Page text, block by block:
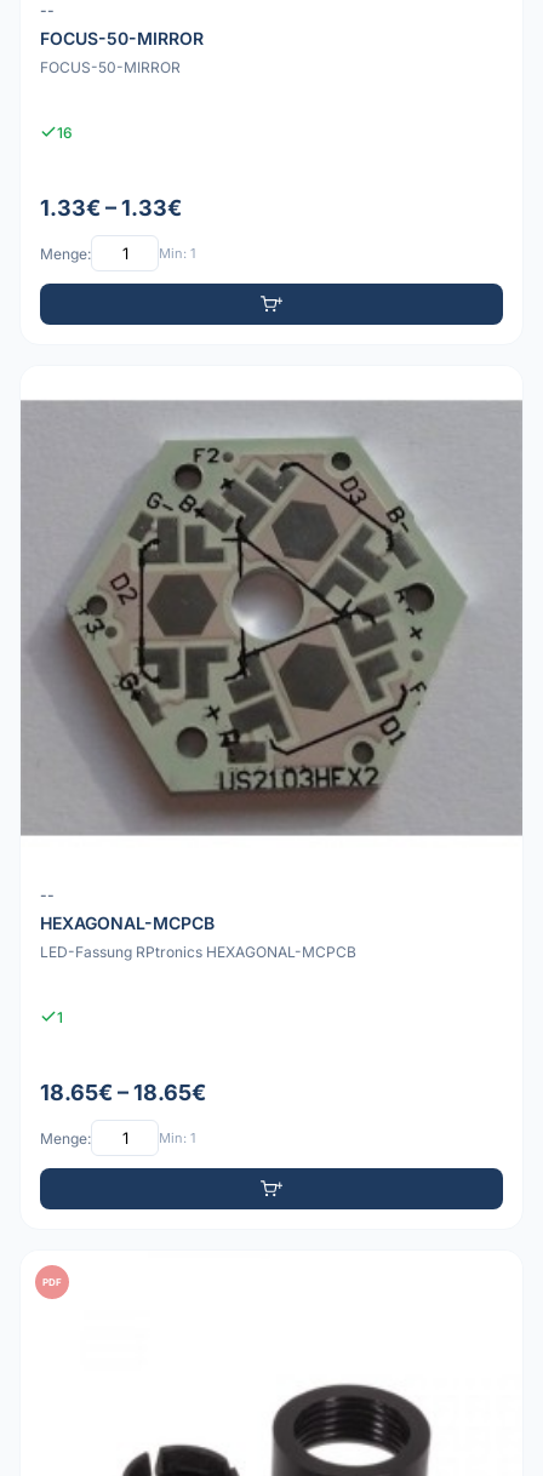
--
FOCUS-50-MIRROR
FOCUS-50-MIRROR
16
1.33€ – 1.33€
Menge: Min: 1
--
HEXAGONAL-MCPCB
LED-Fassung RPtronics HEXAGONAL-MCPCB
1
18.65€ – 18.65€
Menge: Min: 1
PDF